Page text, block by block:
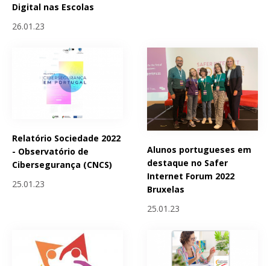
Digital nas Escolas
26.01.23
Relatório Sociedade 2022
- Observatório de
Cibersegurança (CNCS)
25.01.23
Alunos portugueses em
destaque no Safer
Internet Forum 2022
Bruxelas
25.01.23